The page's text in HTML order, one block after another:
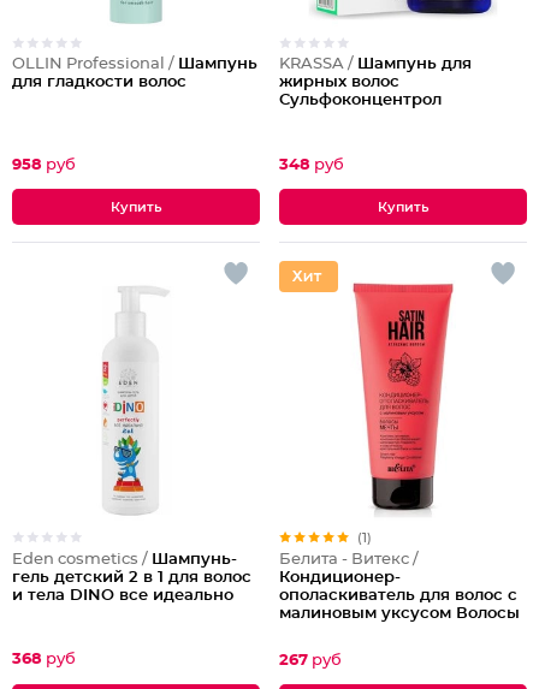
OLLIN Professional / Шампунь
для гладкости волос
958 руб
KRASSA / Шампунь для
жирных волос
Сульфоконцентрол
348 руб
Eden cosmetics / Шампунь-
гель детский 2 в 1 для волос
и тела DINO все идеально
368 руб
(1)
Белита - Витекс /
Кондиционер-
ополаскиватель для волос с
малиновым уксусом Волосы
267 руб